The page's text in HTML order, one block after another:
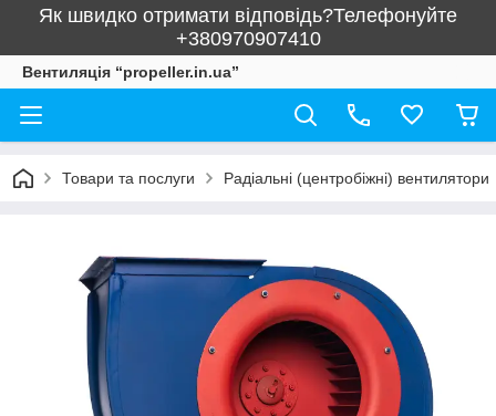
Як швидко отримати відповідь?Телефонуйте
+380970907410
Вентиляція “propeller.in.ua”
Товари та послуги Радіальні (центробіжні) вентилятори